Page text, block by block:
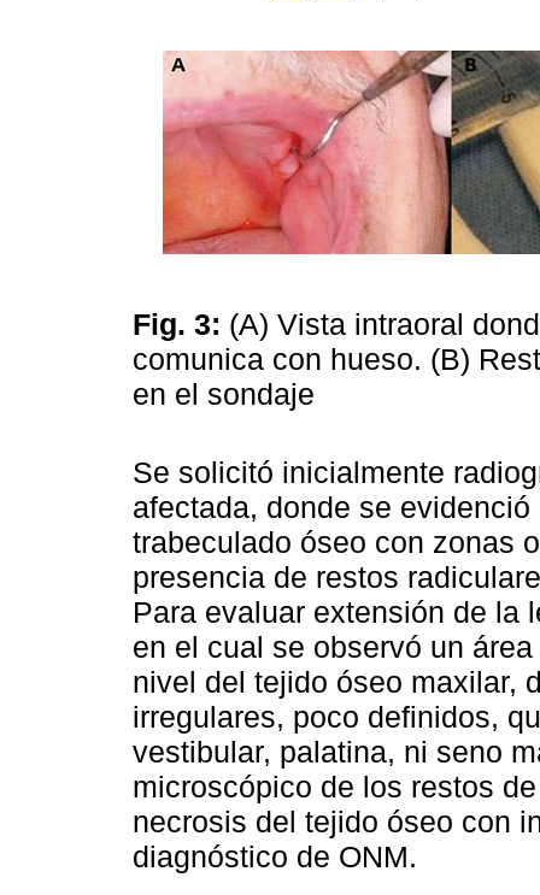
Fig. 3: (A) Vista intraoral
comunica con hueso. (B)
en el sondaje
Se solicitó inicialmente
afectada, donde se
trabeculado óseo con zonas
presencia de restos
Para evaluar extensión de la
en el cual se observó un
nivel del tejido óseo maxilar,
irregulares, poco definidos,
vestibular, palatina, ni seno
microscópico de los restos
necrosis del tejido óseo con
diagnóstico de ONM.